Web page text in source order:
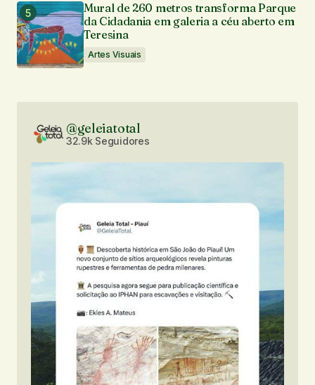
Mural de 260 metros transforma Parque
da Cidadania em galeria a céu aberto em
Teresina
Artes Visuais
@geleiatotal
32.9k Seguidores